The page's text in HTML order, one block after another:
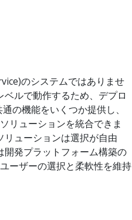
のシステムではありませ
ルで動作するため、デプロ
の機能をいくつか提供し、
リューションを統合できま
ューションは選択が自由
発プラットフォーム構築の
ーザーの選択と柔軟性を維持